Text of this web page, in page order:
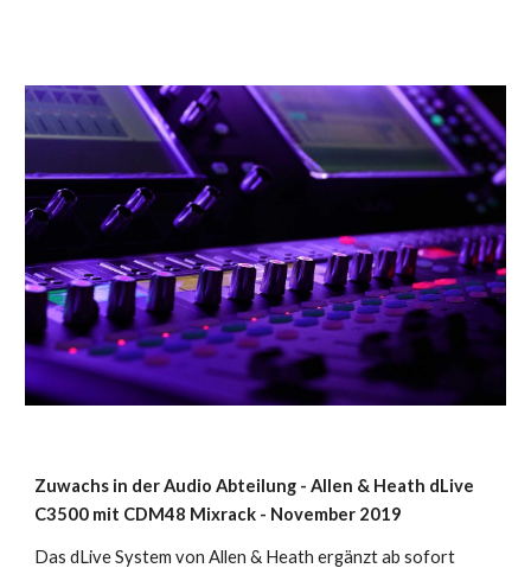
Zuwachs in der Audio Abteilung - Allen & Heath dLive
C3500 mit CDM48 Mixrack - November 2019
Das dLive System von Allen & Heath ergänzt ab sofort